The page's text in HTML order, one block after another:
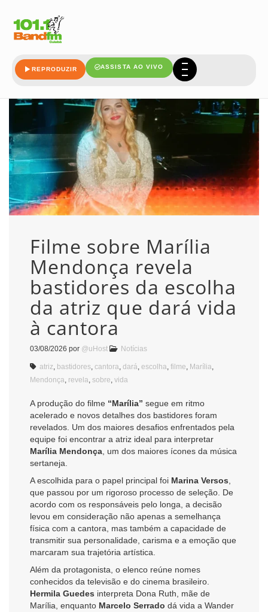
REPRODUZIR ASSISTA AO VIVO
Filme sobre Marília
Mendonça revela
bastidores da escolha
da atriz que dará vida
à cantora
03/08/2026 por @uHost Notícias
atriz bastidores cantora dará escolha filme Marília
Mendonça revela sobre vida
A produção do filme “Marília” segue em ritmo
acelerado e novos detalhes dos bastidores foram
revelados. Um dos maiores desafios enfrentados pela
equipe foi encontrar a atriz ideal para interpretar
Marília Mendonça , um dos maiores ícones da música
sertaneja.
A escolhida para o papel principal foi Marina Versos
que passou por um rigoroso processo de seleção. De
acordo com os responsáveis pelo longa, a decisão
levou em consideração não apenas a semelhança
física com a cantora, mas também a capacidade de
transmitir sua personalidade, carisma e a emoção que
marcaram sua trajetória artística.
Além da protagonista, o elenco reúne nomes
conhecidos da televisão e do cinema brasileiro.
Hermila Guedes interpreta Dona Ruth, mãe de
Marília, enquanto Marcelo Serrado dá vida a Wander